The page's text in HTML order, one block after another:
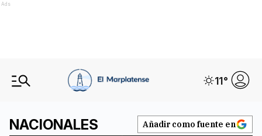
Ads
11°
NACIONALES Añadir como fuente en